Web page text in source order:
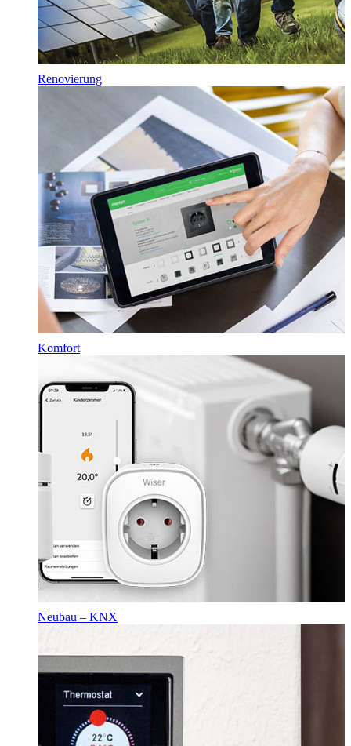
Renovierung
Komfort
Neubau – KNX